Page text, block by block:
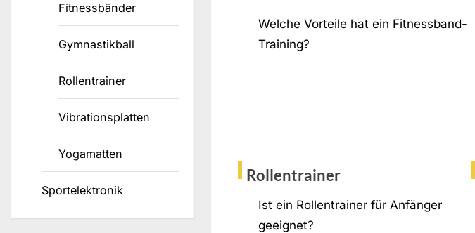
Welche Vorteile hat ein Fitnessband-
Training?
Rollentrainer
Ist ein Rollentrainer für Anfänger
geeignet?
Fitnessbänder
Gymnastikball
Rollentrainer
Vibrationsplatten
Yogamatten
Sportelektronik